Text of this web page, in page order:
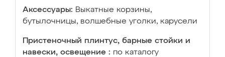
Аксессуары: Выкатные корзины,
бутылочницы, волшебные уголки, карусели
Пристеночный плинтус, барные стойки и
навески, освещение : по каталогу